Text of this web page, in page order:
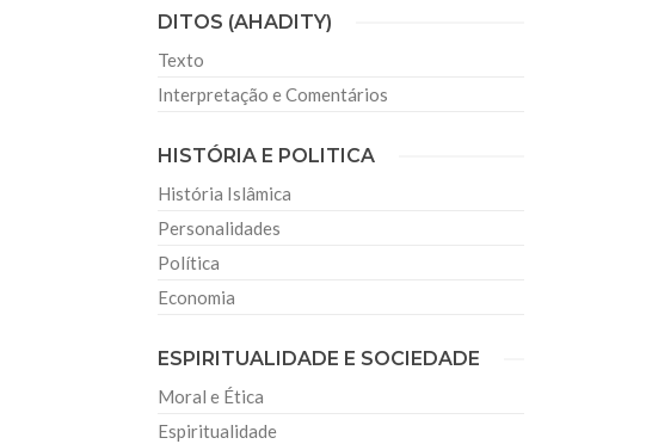
DITOS (AHADITY)
Texto
Interpretação e Comentários
HISTÓRIA E POLITICA
História Islâmica
Personalidades
Política
Economia
ESPIRITUALIDADE E SOCIEDADE
Moral e Ética
Espiritualidade